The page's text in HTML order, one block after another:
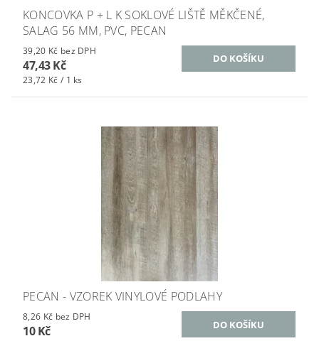
KONCOVKA P + L K SOKLOVÉ LIŠTĚ MĚKČENÉ,
SALAG 56 MM, PVC, PECAN
39,20 Kč bez DPH
47,43 Kč
23,72 Kč / 1 ks
PECAN - VZOREK VINYLOVÉ PODLAHY
8,26 Kč bez DPH
10 Kč